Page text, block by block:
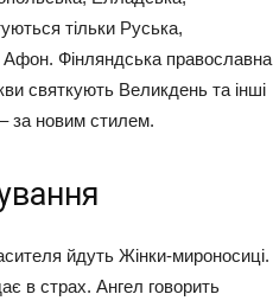
тільки Руська,
Афон. Фінляндська православна
святкують Великдень та інші
– за новим стилем.
йдуть Жінки-мироносиці.
в страх. Ангел говорить